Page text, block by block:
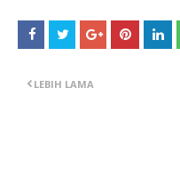
LEBIH LAMA